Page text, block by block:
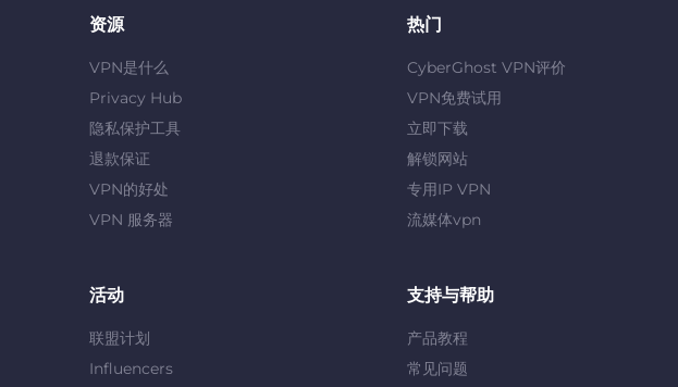
资源
VPN是什么
Privacy Hub
隐私保护工具
退款保证
VPN的好处
VPN 服务器
热门
CyberGhost VPN评价
VPN免费试用
立即下载
解锁网站
专用IP VPN
流媒体vpn
活动
联盟计划
Influencers
支持与帮助
产品教程
常见问题